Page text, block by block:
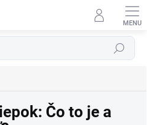
Hľadať
Čo to je a